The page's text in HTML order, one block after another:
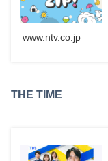
www.ntv.co.jp
THE TIME